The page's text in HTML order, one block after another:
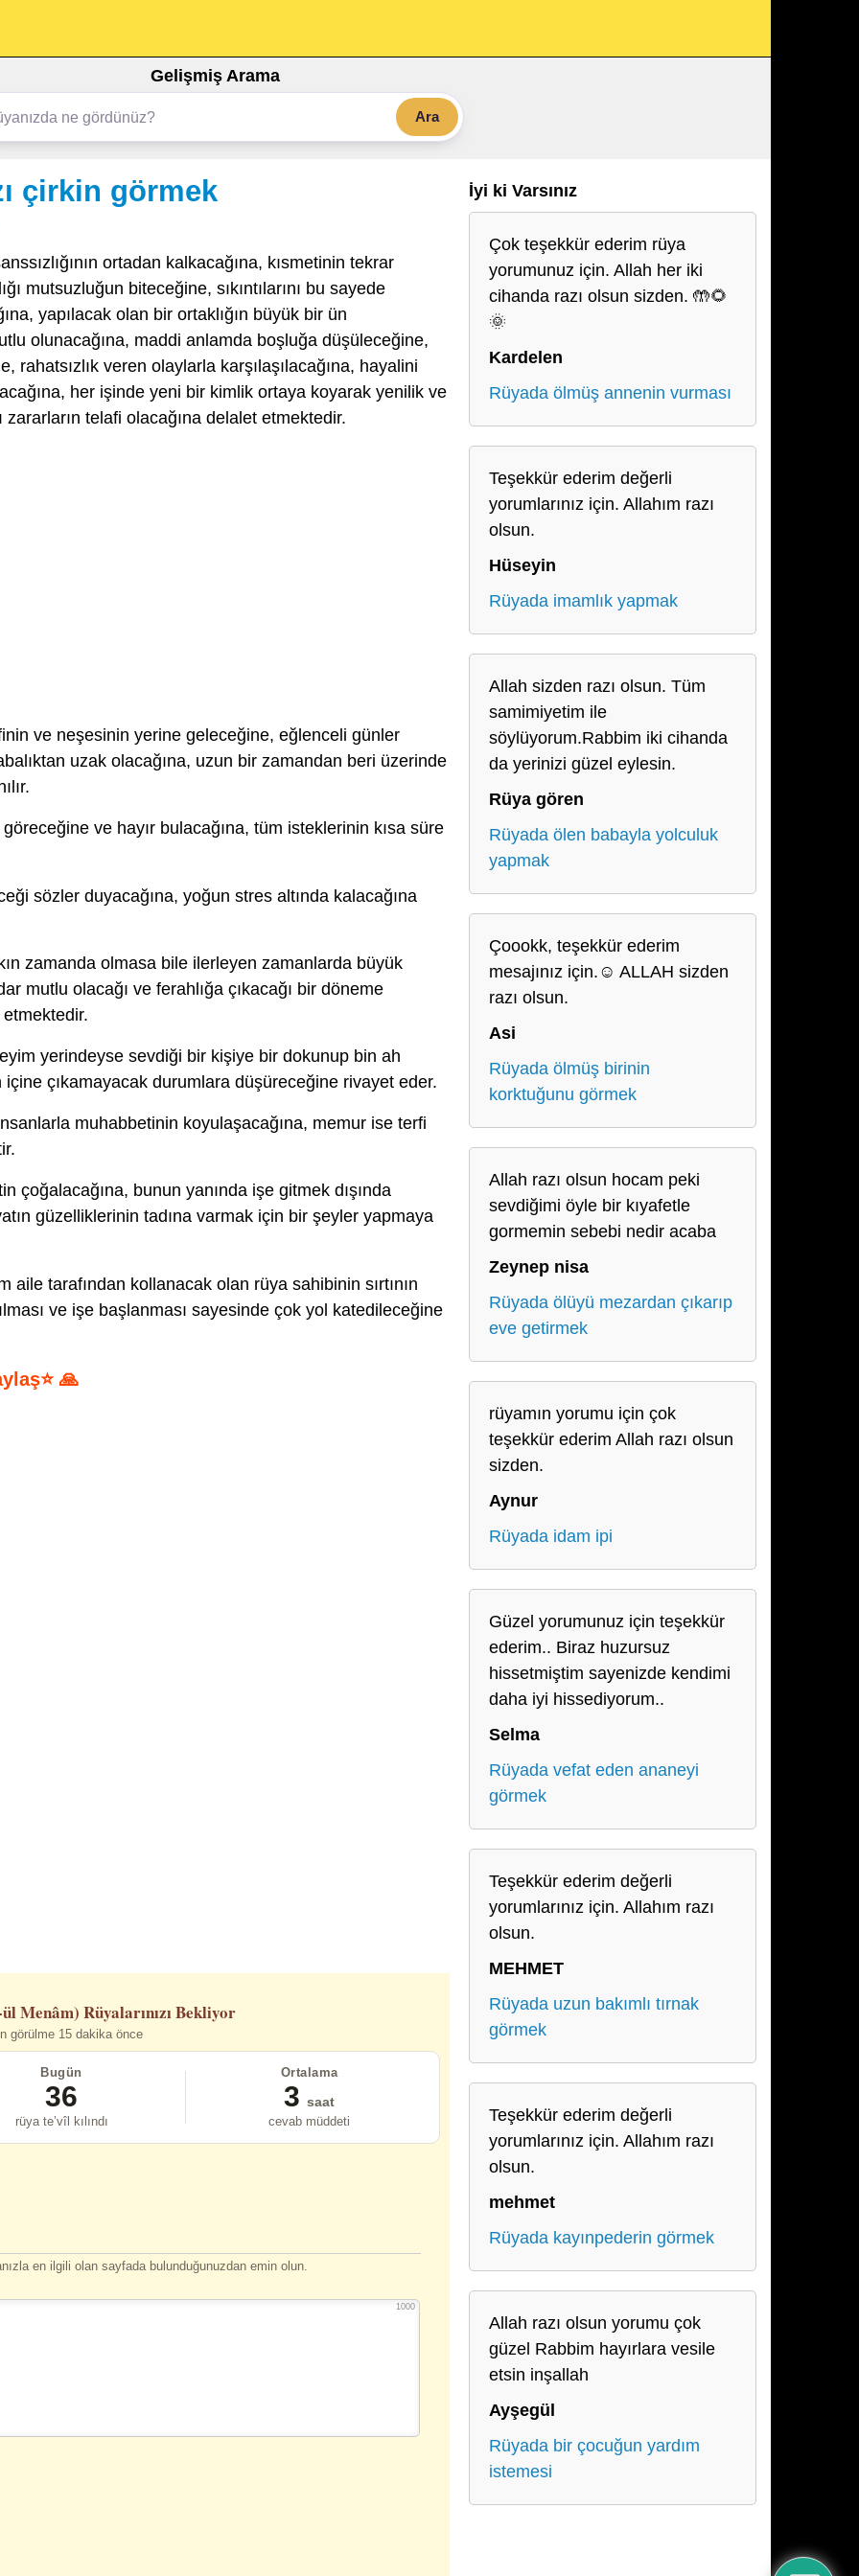
Gelişmiş Arama
Ara
çirkin görmek
ortadan kalkacağına, kısmetinin tekrar
mutsuzluğun biteceğine, sıkıntılarını bu sayede
yapılacak olan bir ortaklığın büyük bir ün
olunacağına, maddi anlamda boşluğa düşüleceğine,
veren olaylarla karşılaşılacağına, hayalini
her işinde yeni bir kimlik ortaya koyarak yenilik ve
zararların telafi olacağına delalet etmektedir.
ve neşesinin yerine geleceğine, eğlenceli günler
uzak olacağına, uzun bir zamandan beri üzerinde
ve hayır bulacağına, tüm isteklerinin kısa süre
sözler duyacağına, yoğun stres altında kalacağına
zamanda olmasa bile ilerleyen zamanlarda büyük
mutlu olacağı ve ferahlığa çıkacağı bir döneme
yerindeyse sevdiği bir kişiye bir dokunup bin ah
çıkamayacak durumlara düşüreceğine rivayet eder.
muhabbetinin koyulaşacağına, memur ise terfi
çoğalacağına, bunun yanında işe gitmek dışında
güzelliklerinin tadına varmak için bir şeyler yapmaya
aile tarafından kollanacak olan rüya sahibinin sırtının
ve işe başlanması sayesinde çok yol katedileceğine
🙏
Menâm)Rüyalarınızı Bekliyor
görülme 15 dakika önce
Bugün
36
rüya te’vîl kılındı
Ortalama
3 saat
cevab müddeti
en ilgili olan sayfada bulunduğunuzdan emin olun.
1000
İyi ki Varsınız
Çok teşekkür ederim rüya
yorumunuz için. Allah her iki
cihanda razı olsun sizden. 🤲🌻
🌞
Kardelen
Rüyada ölmüş annenin vurması
Teşekkür ederim değerli
yorumlarınız için. Allahım razı
olsun.
Hüseyin
Rüyada imamlık yapmak
Allah sizden razı olsun. Tüm
samimiyetim ile
söylüyorum.Rabbim iki cihanda
da yerinizi güzel eylesin.
Rüya gören
Rüyada ölen babayla yolculuk
yapmak
Çoookk, teşekkür ederim
mesajınız için.☺️ ALLAH sizden
razı olsun.
Asi
Rüyada ölmüş birinin
korktuğunu görmek
Allah razı olsun hocam peki
sevdiğimi öyle bir kıyafetle
gormemin sebebi nedir acaba
Zeynep nisa
Rüyada ölüyü mezardan çıkarıp
eve getirmek
rüyamın yorumu için çok
teşekkür ederim Allah razı olsun
sizden.
Aynur
Rüyada idam ipi
Güzel yorumunuz için teşekkür
ederim.. Biraz huzursuz
hissetmiştim sayenizde kendimi
daha iyi hissediyorum..
Selma
Rüyada vefat eden ananeyi
görmek
Teşekkür ederim değerli
yorumlarınız için. Allahım razı
olsun.
MEHMET
Rüyada uzun bakımlı tırnak
görmek
Teşekkür ederim değerli
yorumlarınız için. Allahım razı
olsun.
mehmet
Rüyada kayınpederin görmek
Allah razı olsun yorumu çok
güzel Rabbim hayırlara vesile
etsin inşallah
Ayşegül
Rüyada bir çocuğun yardım
istemesi